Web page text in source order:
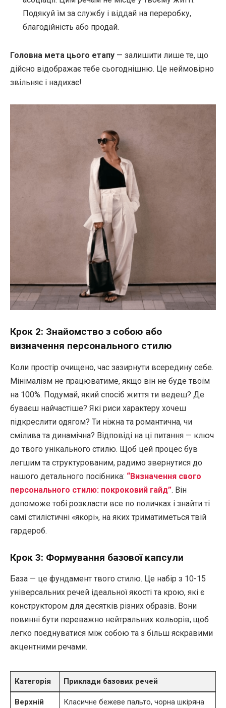
Подякуй їм за службу і віддай на переробку,
благодійність або продай.
Головна мета цього етапу — залишити лише те, що
дійсно відображає тебе сьогоднішню. Це неймовірно
звільняє і надихає!
Крок 2: Знайомство з собою або
визначення персонального стилю
Коли простір очищено, час зазирнути всередину себе.
Мінімалізм не працюватиме, якщо він не буде твоїм
на 100%. Подумай, який спосіб життя ти ведеш? Де
буваєш найчастіше? Які риси характеру хочеш
підкреслити одягом? Ти ніжна та романтична, чи
смілива та динамічна? Відповіді на ці питання — ключ
до твого унікального стилю. Щоб цей процес був
легшим та структурованим, радимо звернутися до
нашого детального посібника: “Визначення свого
персонального стилю: покроковий гайд”. Він
допоможе тобі розкласти все по поличках і знайти ті
самі стилістичні «якорі», на яких триматиметься твій
гардероб.
Крок 3: Формування базової капсули
База — це фундамент твого стилю. Це набір з 10-15
універсальних речей ідеальної якості та крою, які є
конструктором для десятків різних образів. Вони
повинні бути переважно нейтральних кольорів, щоб
легко поєднуватися між собою та з більш яскравими
акцентними речами.
Категорія Приклади базових речей
Верхній
Класичне бежеве пальто, чорна шкіряна